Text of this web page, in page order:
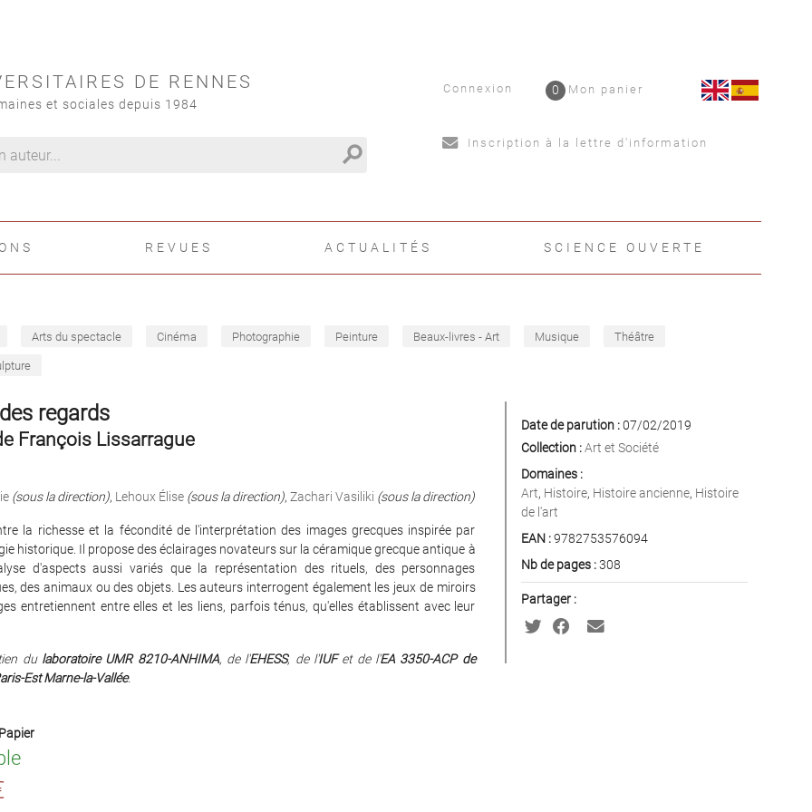
DE RENNES
et sociales depuis 1984
search
Connexion Mon panier
0
Inscription à la lettre d'information
REVUES ACTUALITÉS SCIENCE OUVERTE
Arts du spectacle Cinéma Photographie Peinture Beaux-livres - Art Musique Théâtre
regards
François Lissarrague
(sous la direction), Lehoux Élise (sous la direction), Zachari Vasiliki (sous la direction)
la richesse et la fécondité de l'interprétation des images grecques inspirée par
historique. Il propose des éclairages novateurs sur la céramique grecque antique à
d'aspects aussi variés que la représentation des rituels, des personnages
des animaux ou des objets. Les auteurs interrogent également les jeux de miroirs
entretiennent entre elles et les liens, parfois ténus, qu'elles établissent avec leur
du laboratoire UMR 8210-ANHIMA, de l'EHESS, de l'IUFet de l'EA 3350-ACP de
Est Marne-la-Vallée.
Date de parution :07/02/2019
Collection : Art et Société
Domaines :
Art, Histoire, Histoire ancienne, Histoire
de l'art
EAN :9782753576094
Nb de pages :308
Partager :